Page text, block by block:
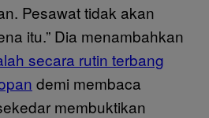
Pesawat tidak akan
itu.” Dia menambahkan
secara rutin terbang
demi membaca
membuktikan